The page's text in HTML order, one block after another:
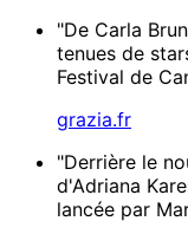
"De Carla
tenues de
Festival de
grazia.fr
"Derrière le
d'Adriana
lancée par